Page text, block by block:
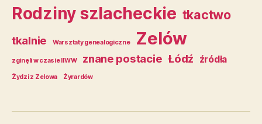
Rodziny szlacheckie tkactwo
tkalnie Warsztaty genealogiczne Zelów
zginęli w czasie IIWW znane postacie Łódź źródła
Żydzi z Zelowa Żyrardów